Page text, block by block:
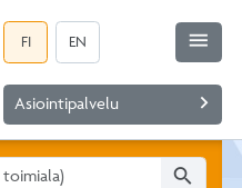
FI EN
Asiointipalvelu navigate_next
menu
search